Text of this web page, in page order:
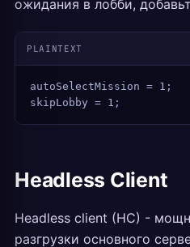
ожидания в лобби,
PLAINTEXT
autoSelectMission = 1;
skipLobby = 1;            //
Headless Client
Headless client (HC) -
разгрузки основного